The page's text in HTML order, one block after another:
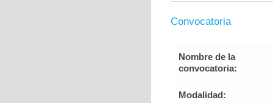
Convocatoria
Nombre de la
convocatoria:
Modalidad: